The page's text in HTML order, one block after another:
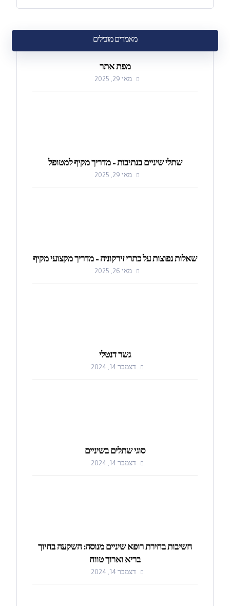
מאמרים מובילים
מפת אתר
מאי 29, 2025
שתלי שיניים בנתיבות – מדריך מקיף למטופל
מאי 29, 2025
שאלות נפוצות על כתרי זירקוניה – מדריך מקצועי מקיף
מאי 26, 2025
גשר דנטלי
דצמבר 14, 2024
סוגי שתלים בשיניים
דצמבר 14, 2024
חשיבות בחירת רופא שיניים מנוסה: השקעה בחיוך
בריא וארוך טווח
דצמבר 14, 2024